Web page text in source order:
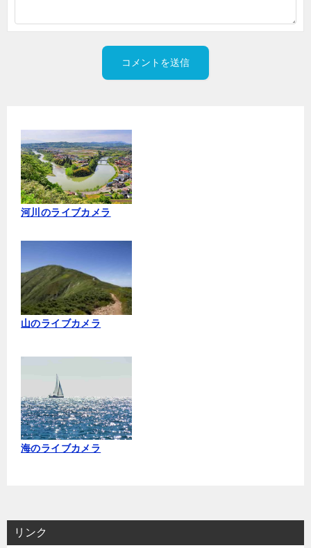
河川のライブカメラ
山のライブカメラ
海のライブカメラ
リンク